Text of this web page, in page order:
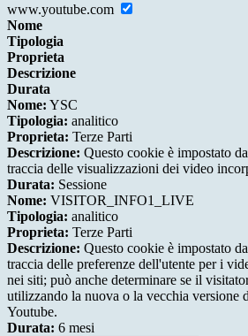
www.youtube.com
Nome
Tipologia
Proprieta
Descrizione
Durata
Nome: YSC
Tipologia: analitico
Proprieta: Terze Parti
Descrizione: Questo cookie è impostato
traccia delle visualizzazioni dei video
Durata: Sessione
Nome: VISITOR_INFO1_LIVE
Tipologia: analitico
Proprieta: Terze Parti
Descrizione: Questo cookie è impostato
traccia delle preferenze dell'utente per i
nei siti; può anche determinare se il
utilizzando la nuova o la vecchia versione
Youtube.
Durata: 6 mesi